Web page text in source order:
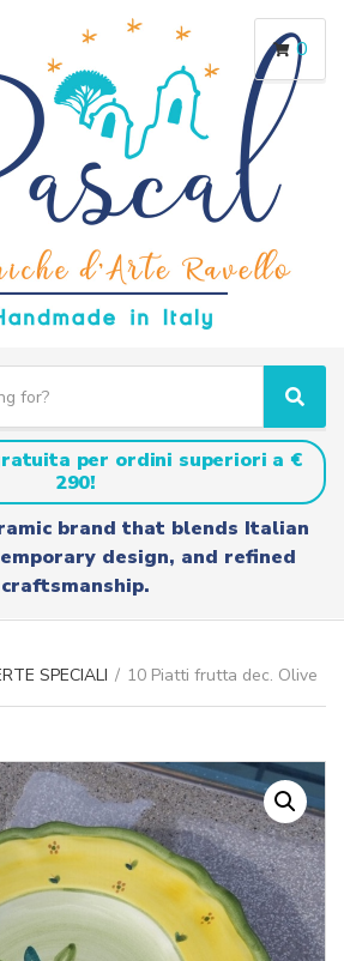
S
e
a
r
c
h
per ordini superiori a €
290!
brand that blends Italian
design, and refined
craftsmanship.
0
SPECIALI / 10 Piatti frutta dec. Olive